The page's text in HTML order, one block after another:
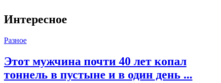
Интересное
Разное
Этот мужчина почти 40 лет копал
тоннель в пустыне и в один день ...